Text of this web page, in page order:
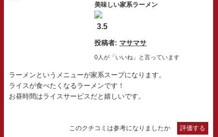
美味しい家系ラーメン
3.5
投稿者: マサマサ
0人が「いいね」と言っています
ラーメンというメニューが家系スープになります。
ライスが食べたくなるラーメンです！
お昼時間はライスサービスだと嬉しいです。
このクチコミは参考になりましたか 評価する